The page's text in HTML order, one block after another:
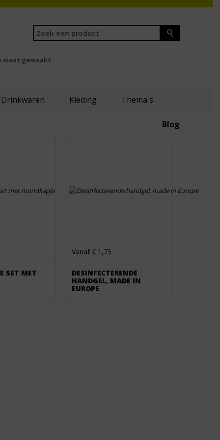
maat gemaakt
Drinkwaren Kleding Thema's
Blog
SET MET
Vanaf € 1,75
DESINFECTERENDE
HANDGEL, MADE IN
EUROPE